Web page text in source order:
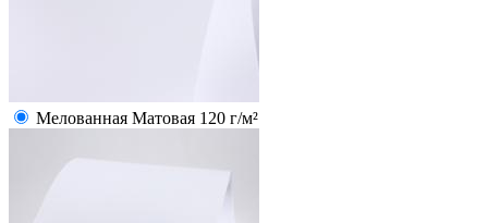
Мелованная Матовая 120 г/м²